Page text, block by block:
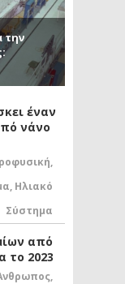
την
έναν
νάνο
,
, Ηλιακό
Σύστημα
από
το 2023
,